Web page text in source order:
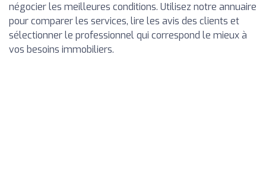
négocier les meilleures conditions. Utilisez notre annuaire
pour comparer les services, lire les avis des clients et
sélectionner le professionnel qui correspond le mieux à
vos besoins immobiliers.